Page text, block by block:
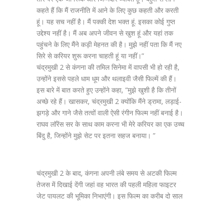
कहते हैं कि मैं राजनीति में आने के लिए कुछ कहती और करती
हूं। यह सच नहीं है। मैं पक्की देश भक्त हूं. इसका कोई गुप्त
उद्देश्य नहीं है। मैं अब अपने जीवन से खुश हूं और यहां तक
पहुंचने के लिए मैंने कड़ी मेहनत की है। मुझे नहीं पता कि मैं नए
सिरे से करियर शुरू करना चाहती हूं या नहीं।”
चंद्रमुखी 2 से कंगना की तमिल सिनेमा में वापसी भी हो रही है,
उन्होंने इससे पहले धाम धूम और थलाइवी जैसी फिल्में की हैं।
इस बारे में बात करते हुए उन्होंने कहा, ”मुझे खुशी है कि तीनों
अच्छे रहे हैं। खासकर, चंद्रमुखी 2 क्योंकि मैंने ड्रामा, लड़ाई-
झगड़े और गाने जैसे तत्वों वाली ऐसी रंगीन फिल्म नहीं बनाई है।
राघव लॉरेंस सर के साथ काम करना भी मेरे करियर का एक उच्च
बिंदु है, जिन्होंने मुझे सेट पर इतना सहज बनाया। ”
चंद्रमुखी 2 के बाद, कंगना अपनी लंबे समय से अटकी फिल्म
तेजस में दिखाई देंगी जहां वह भारत की पहली महिला फाइटर
जेट पायलट की भूमिका निभाएंगी। इस फिल्म का करीब दो साल